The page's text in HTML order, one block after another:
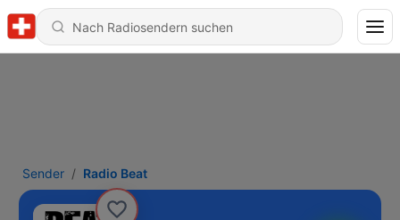
Sender Radio Beat